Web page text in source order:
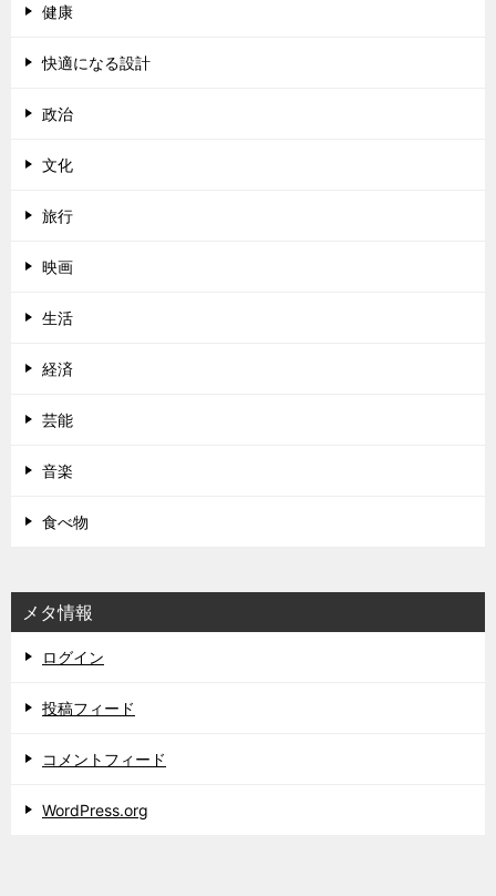
健康
快適になる設計
政治
文化
旅行
映画
生活
経済
芸能
音楽
食べ物
メタ情報
ログイン
投稿フィード
コメントフィード
WordPress.org